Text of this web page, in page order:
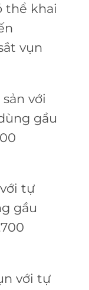
thể khai
vụn
với
gầu
tự
gầu
với tự